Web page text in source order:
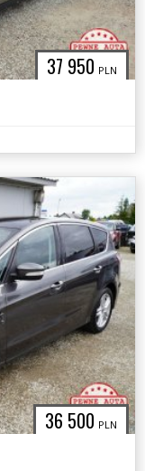
37 950 PLN
36 500 PLN